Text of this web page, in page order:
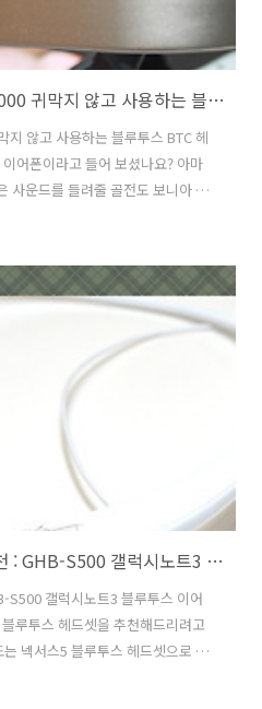
골전도 헤드셋 보니아 EZ-7000 귀막지 않고 사용하는 블루투스 BTC 헤드셋
않고 사용하는 블루투스 BTC 헤
어폰이라고 들어 보셨나요? 아마
사운드를 들려줄 골전도 보니아 헤
다. 요즘 스마트폰, 태블릿을 많
인 블루투스 해드셋이죠. 그런데 골
니아 골전도 헤드셋 무엇이 다른
슨말? 쉽게 이야기해서 귀를 막지
를 주기 때문에 귀를 막을 필요가
웃도어 활동을 할때 안전하게 사용
목걸이 블루투스 이어폰 추천 : GHB-S500 갤럭시노트3 블루투스 이어폰
S500 갤럭시노트3 블루투스 이어
루투스 헤드셋을 추천해드리려고
넥서스5 블루투스 헤드셋으로 사
드셋이 좋은건 목에 걸수도 있고